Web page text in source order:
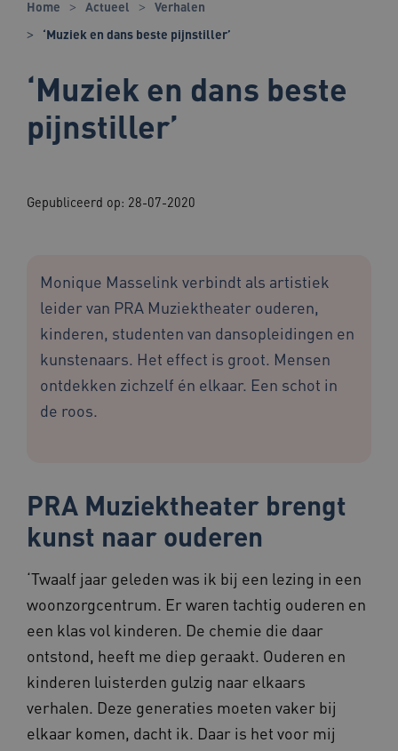
Home Actueel
Verhalen
‘Muziek en dans beste pijnstiller’
‘Muziek en dans beste
pijnstiller’
Gepubliceerd op: 28-07-2020
Monique Masselink verbindt als artistiek
leider van PRA Muziektheater ouderen,
kinderen, studenten van dansopleidingen en
kunstenaars. Het effect is groot. Mensen
ontdekken zichzelf én elkaar. Een schot in
de roos.
PRA Muziektheater brengt
kunst naar ouderen
‘Twaalf jaar geleden was ik bij een lezing in een
woonzorgcentrum. Er waren tachtig ouderen en
een klas vol kinderen. De chemie die daar
ontstond, heeft me diep geraakt. Ouderen en
kinderen luisterden gulzig naar elkaars
verhalen. Deze generaties moeten vaker bij
elkaar komen, dacht ik. Daar is het voor mij